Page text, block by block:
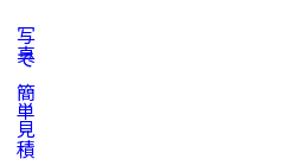
写真で簡単見積